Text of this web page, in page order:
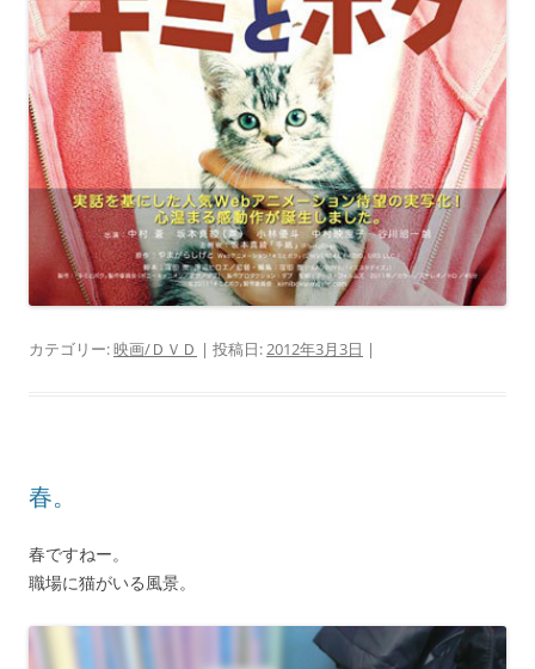
カテゴリー:映画/ＤＶＤ | 投稿日: 2012年3月3日 |
春。
春ですねー。
職場に猫がいる風景。